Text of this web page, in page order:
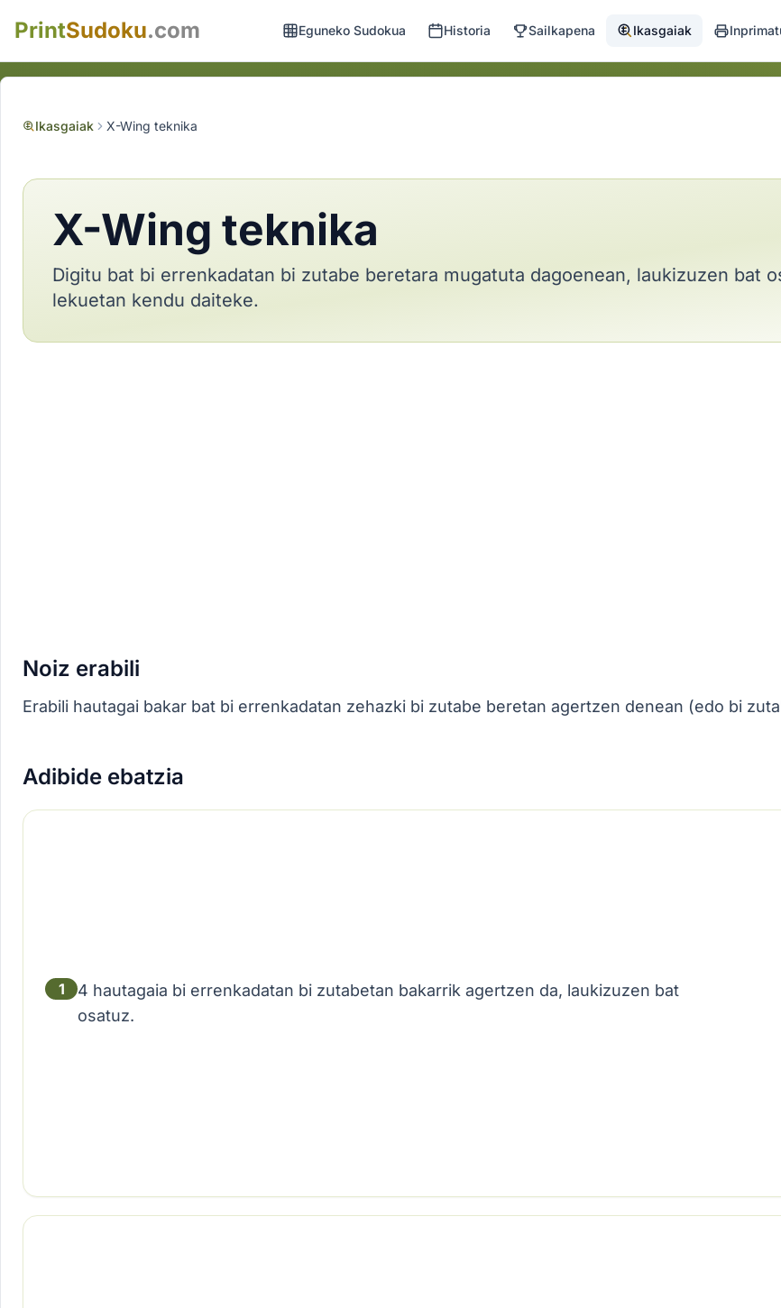
PrintSudoku.com Eguneko Sudokua Historia Sailkapena Ikasgaiak
Ikasgaiak X-Wing teknika
X-Wing teknika
Digitu bat bi errenkadatan bi zutabe beretara mugatuta dagoenean, laukizuzen bat
lekuetan kendu daiteke.
Noiz erabili
Erabili hautagai bakar bat bi errenkadatan zehazki bi zutabe beretan agertzen denean (edo bi
Adibide ebatzia
1
4 hautagaia bi errenkadatan bi zutabetan bakarrik agertzen da, laukizuzen bat
osatuz.